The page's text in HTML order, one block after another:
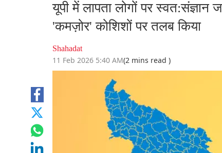
यूपी में लापता लोगों पर स्वत:संज्ञान
'कमज़ोर' कोशिशों पर तलब किया
Shahadat
11 Feb 2026 5:40 AM(2 mins read )